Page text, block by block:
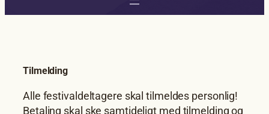
Tilmelding
Alle festivaldeltagere skal tilmeldes personlig!
Betaling skal ske samtideligt med tilmelding og